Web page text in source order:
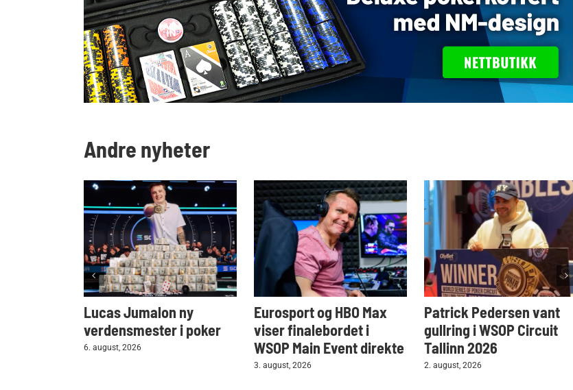
Andre nyheter
Lucas Jumalon ny
verdensmester i poker
6. august, 2026
Eurosport og HBO Max
viser finalebordet i
WSOP Main Event direkte
3. august, 2026
Patrick Pedersen vant
gullring i WSOP Circuit
Tallinn 2026
2. august, 2026